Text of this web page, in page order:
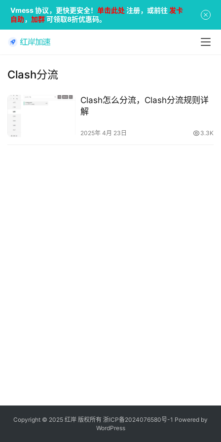
Clash分流
Clash怎么分流，Clash分流规则详
解
2025年 4月 23日 3.3K
Copyright © 2025 红岸 版权所有 浙ICP备2024076580号-1 Powered by
WordPress
Vmess 协议，更快更安全！ 单击此处注册，或前往 发卡
自助， 加群可领取8折优惠码。